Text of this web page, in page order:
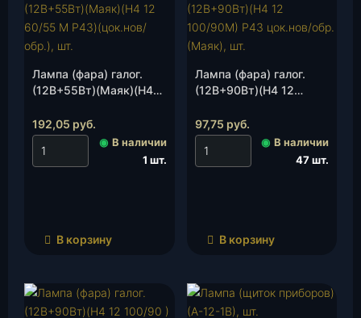
Лампа (фара) галог.
(12В+55Вт)(Маяк)(Н4
(цок.нов/обр.), шт.
192,05 руб.
◉ В наличии
1 шт.
В корзину
Лампа (фара) галог.
(12В+90Вт)(Н4 12
обр.(Маяк), шт.
97,75 руб.
◉ В наличии
47 шт.
В корзину